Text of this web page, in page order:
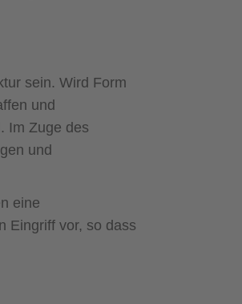
sein. Wird Form
und
Im Zuge des
und
eine
Eingriff vor, so dass